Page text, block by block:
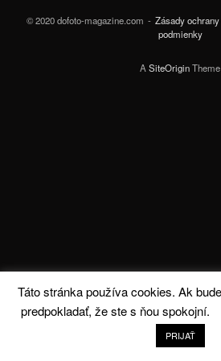
© 2020 dofoto-magazine.com
Zásady
podmienky
A SiteOriginTheme
Táto stránka používa cookies. Ak
predpokladať, že ste s ňou spokojní.
PRIJAŤ